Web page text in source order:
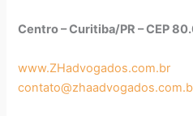
Centro – Curitiba/PR – CEP
www.ZHadvogados.com.br
BOLETIM DE
JURISPRUDÊN